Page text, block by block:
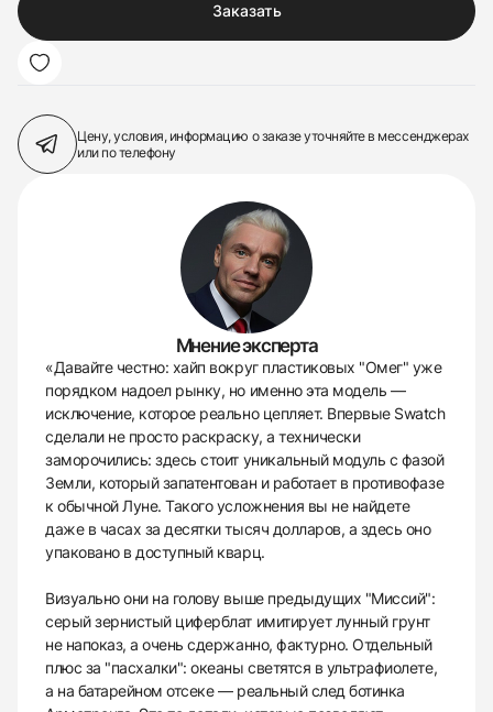
Заказать
Цену, условия, информацию о заказеуточняйте в мессенджерах
или по телефону
Мнение эксперта
«Давайте честно: хайп вокруг пластиковых "Омег" уже
порядком надоел рынку, но именно эта модель —
исключение, которое реально цепляет. Впервые Swatch
сделали не просто раскраску, а технически
заморочились: здесь стоит уникальный модуль с фазой
Земли, который запатентован и работает в противофазе
к обычной Луне. Такого усложнения вы не найдете
даже в часах за десятки тысяч долларов, а здесь оно
упаковано в доступный кварц.
Визуально они на голову выше предыдущих "Миссий":
серый зернистый циферблат имитирует лунный грунт
не напоказ, а очень сдержанно, фактурно. Отдельный
плюс за "пасхалки": океаны светятся в ультрафиолете,
а на батарейном отсеке — реальный след ботинка